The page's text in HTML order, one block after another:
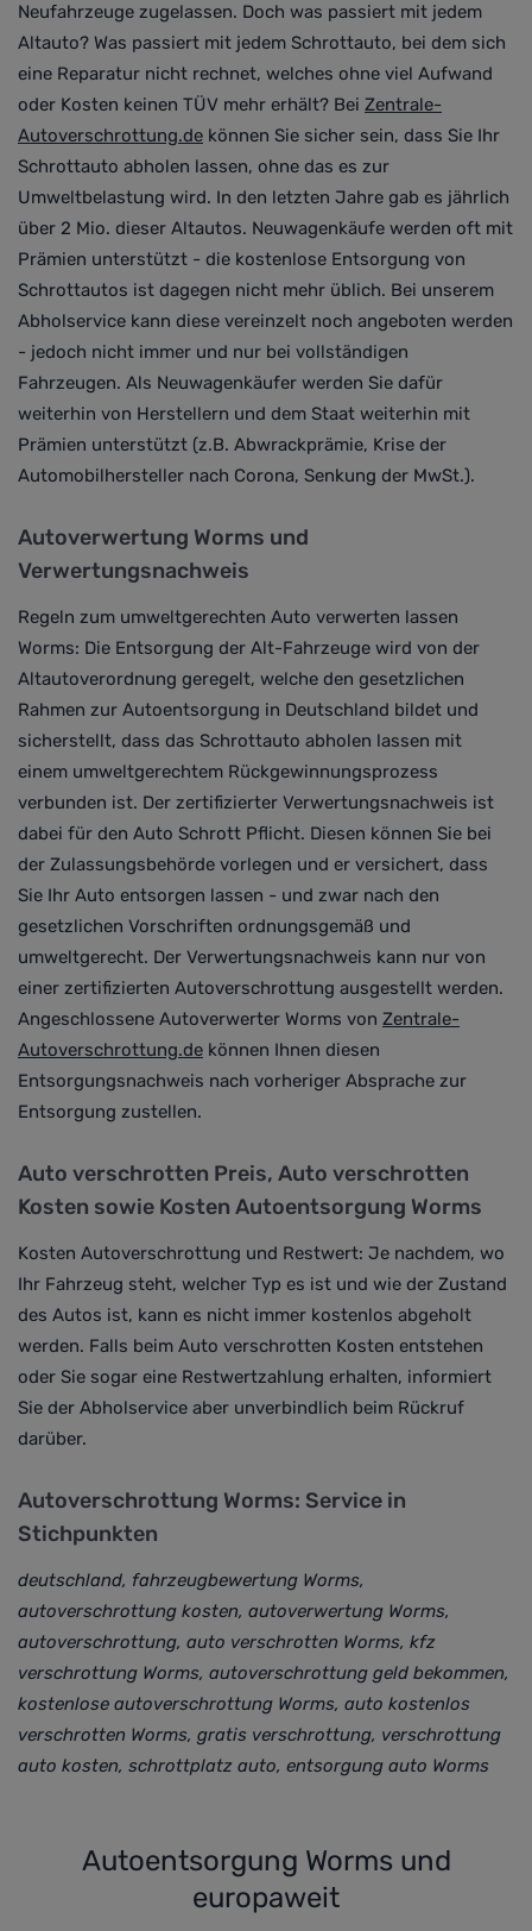
Neufahrzeuge zugelassen. Doch was passiert mit jedem
Altauto? Was passiert mit jedem Schrottauto, bei dem sich
eine Reparatur nicht rechnet, welches ohne viel Aufwand
oder Kosten keinen TÜV mehr erhält? Bei Zentrale-
Autoverschrottung.de können Sie sicher sein, dass Sie Ihr
Schrottauto abholen lassen, ohne das es zur
Umweltbelastung wird. In den letzten Jahre gab es jährlich
über 2 Mio. dieser Altautos. Neuwagenkäufe werden oft mit
Prämien unterstützt - die kostenlose Entsorgung von
Schrottautos ist dagegen nicht mehr üblich. Bei unserem
Abholservice kann diese vereinzelt noch angeboten werden
- jedoch nicht immer und nur bei vollständigen
Fahrzeugen. Als Neuwagenkäufer werden Sie dafür
weiterhin von Herstellern und dem Staat weiterhin mit
Prämien unterstützt (z.B. Abwrackprämie, Krise der
Automobilhersteller nach Corona, Senkung der MwSt.).
Autoverwertung Worms und
Verwertungsnachweis
Regeln zum umweltgerechten Auto verwerten lassen
Worms: Die Entsorgung der Alt-Fahrzeuge wird von der
Altautoverordnung geregelt, welche den gesetzlichen
Rahmen zur Autoentsorgung in Deutschland bildet und
sicherstellt, dass das Schrottauto abholen lassen mit
einem umweltgerechtem Rückgewinnungsprozess
verbunden ist. Der zertifizierter Verwertungsnachweis ist
dabei für den Auto Schrott Pflicht. Diesen können Sie bei
der Zulassungsbehörde vorlegen und er versichert, dass
Sie Ihr Auto entsorgen lassen - und zwar nach den
gesetzlichen Vorschriften ordnungsgemäß und
umweltgerecht. Der Verwertungsnachweis kann nur von
einer zertifizierten Autoverschrottung ausgestellt werden.
Angeschlossene Autoverwerter Worms von Zentrale-
Autoverschrottung.de können Ihnen diesen
Entsorgungsnachweis nach vorheriger Absprache zur
Entsorgung zustellen.
Auto verschrotten Preis, Auto verschrotten
Kosten sowie Kosten Autoentsorgung Worms
Kosten Autoverschrottung und Restwert: Je nachdem, wo
Ihr Fahrzeug steht, welcher Typ es ist und wie der Zustand
des Autos ist, kann es nicht immer kostenlos abgeholt
werden. Falls beim Auto verschrotten Kosten entstehen
oder Sie sogar eine Restwertzahlung erhalten, informiert
Sie der Abholservice aber unverbindlich beim Rückruf
darüber.
Autoverschrottung Worms: Service in
Stichpunkten
deutschland, fahrzeugbewertung Worms,
autoverschrottung kosten, autoverwertung Worms,
autoverschrottung, auto verschrotten Worms, kfz
verschrottung Worms, autoverschrottung geld bekommen,
kostenlose autoverschrottung Worms, auto kostenlos
verschrotten Worms, gratis verschrottung, verschrottung
auto kosten, schrottplatz auto, entsorgung auto Worms
Autoentsorgung Worms und
europaweit